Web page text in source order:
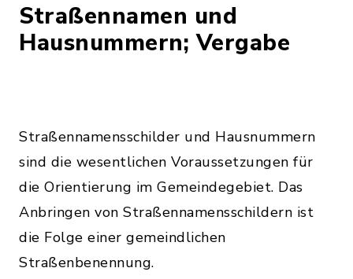
Straßennamen und
Hausnummern; Vergabe
Straßennamensschilder und Hausnummern
sind die wesentlichen Voraussetzungen für
die Orientierung im Gemeindegebiet. Das
Anbringen von Straßennamensschildern ist
die Folge einer gemeindlichen
Straßenbenennung.